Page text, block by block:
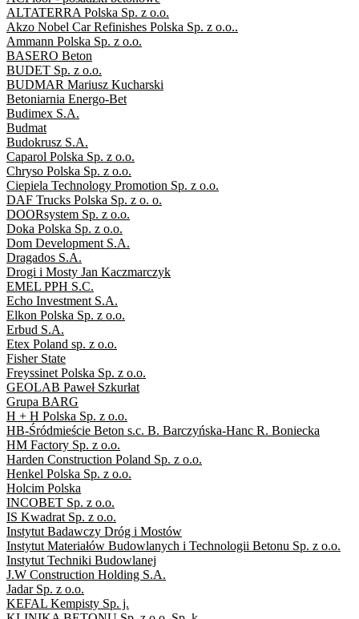
ALTATERRA Polska Sp. z o.o.
Akzo Nobel Car Refinishes Polska Sp. z o.o..
Ammann Polska Sp. z o.o.
BASERO Beton
BUDET Sp. z o.o.
BUDMAR Mariusz Kucharski
Betoniarnia Energo-Bet
Budimex S.A.
Budmat
Budokrusz S.A.
Caparol Polska Sp. z o.o.
Chryso Polska Sp. z o.o.
Ciepiela Technology Promotion Sp. z o.o.
DAF Trucks Polska Sp. z o. o.
DOORsystem Sp. z o.o.
Doka Polska Sp. z o.o.
Dom Development S.A.
Dragados S.A.
Drogi i Mosty Jan Kaczmarczyk
EMEL PPH S.C.
Echo Investment S.A.
Elkon Polska Sp. z o.o.
Erbud S.A.
Etex Poland sp. z o.o.
Fisher State
Freyssinet Polska Sp. z o.o.
GEOLAB Paweł Szkurłat
Grupa BARG
H + H Polska Sp. z o.o.
HB-Śródmieście Beton s.c. B. Barczyńska-Hanc R. Boniecka
HM Factory Sp. z o.o.
Harden Construction Poland Sp. z o.o.
Henkel Polska Sp. z o.o.
Holcim Polska
INCOBET Sp. z o.o.
IS Kwadrat Sp. z o.o.
Instytut Badawczy Dróg i Mostów
Instytut Materiałów Budowlanych i Technologii Betonu Sp. z o.o.
Instytut Techniki Budowlanej
J.W Construction Holding S.A.
Jadar Sp. z o.o.
KEFAL Kempisty Sp. j.